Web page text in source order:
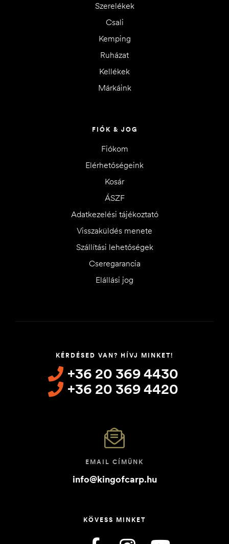
Szerelékek
Csali
Kemping
Ruházat
Kellékek
Márkáink
FIÓK & JOG
Fiókom
Elérhetőségeink
Kosár
ÁSZF
Adatkezelési tájékoztató
Visszaküldés menete
Szállítási lehetőségek
Cseregarancia
Elállási jog
KÉRDÉSED VAN? HÍVJ MINKET!
+36 20 369 4430
+36 20 369 4420
EMAIL CÍMÜNK
info@kingofcarp.hu
KÖVESS MINKET